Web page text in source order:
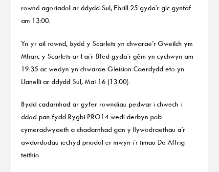
rownd agoriadol ar ddydd Sul, Ebrill 25 gyda’r gic gyntaf
am 13:00.
Yn yr ail rownd, bydd y Scarlets yn chwarae’r Gweilch ym
Mharc y Scarlets ar Fai’r 8fed gyda’r gêm yn cychwyn am
19:35 ac wedyn yn chwarae Gleision Caerdydd eto yn
Llanelli ar ddydd Sul, Mai 16 (13:00).
Bydd cadarnhad ar gyfer rowndiau pedwar i chwech i
ddod pan fydd Rygbi PRO14 wedi derbyn pob
cymeradwyaeth a chadarnhad gan y llywodraethau a’r
awdurdodau iechyd priodol er mwyn i’r timau De Affrig
teithio.